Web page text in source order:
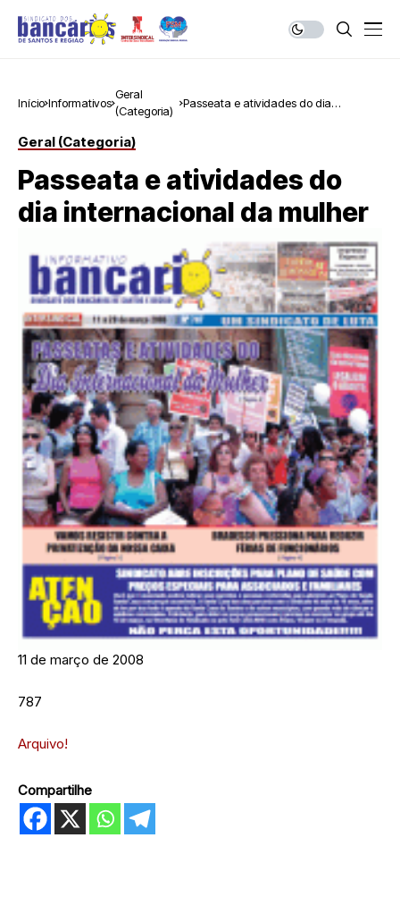
Início Informativos
Geral
(Categoria)
Passeata e atividades do dia
Geral (Categoria)
Passeata e atividades do
dia internacional da mulher
11 de março de 2008
787
Arquivo!
Compartilhe